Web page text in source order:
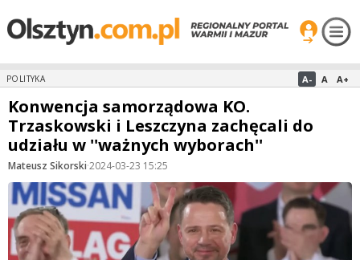
POLITYKA A- A A+
Konwencja samorządowa KO.
Trzaskowski i Leszczyna zachęcali do
udziału w ''ważnych wyborach''
Mateusz Sikorski·2024-03-23 15:25